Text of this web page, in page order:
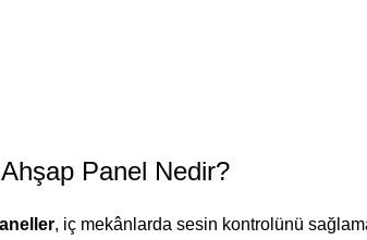
Panel Nedir?
, iç mekânlarda sesin kontrolünü